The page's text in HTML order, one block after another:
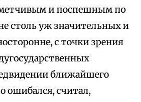
и поспешным по
столь уж значительных и
с точки зрения
ближайшего
ошибался, считал,